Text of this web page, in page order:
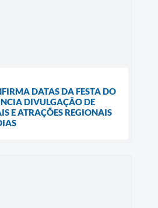
DATAS DA FESTA DO
DIVULGAÇÃO DE
E ATRAÇÕES REGIONAIS